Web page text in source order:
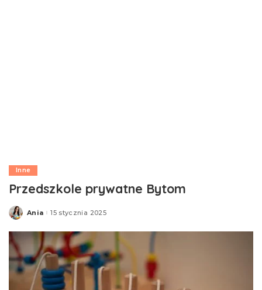
Inne
Przedszkole prywatne Bytom
Posted
Ania 15 stycznia 2025